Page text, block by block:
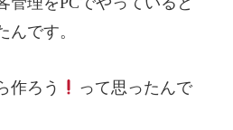
んです。
作ろう
って思ったんで